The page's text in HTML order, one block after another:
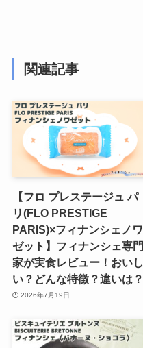
関連記事
【フロ プレステージュ パ
リ(FLO PRESTIGE
PARIS)×フィナンシェノワ
ゼット】フィナンシェ専門
家が実食レビュー！おいし
い？どんな特徴？違いは？
2026年7月19日